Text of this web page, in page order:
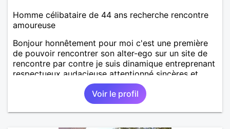
Homme célibataire de 44 ans recherche rencontre
amoureuse
Bonjour honnêtement pour moi c'est une première
de pouvoir rencontrer son alter-ego sur un site de
rencontre par contre je suis dinamique entreprenant
respectueux audacieuse attentionné sincères et
expressif et j' aime surtout les câlins et à les
partager avec humour et amour bisous à+ à bientôt
Voir le profil